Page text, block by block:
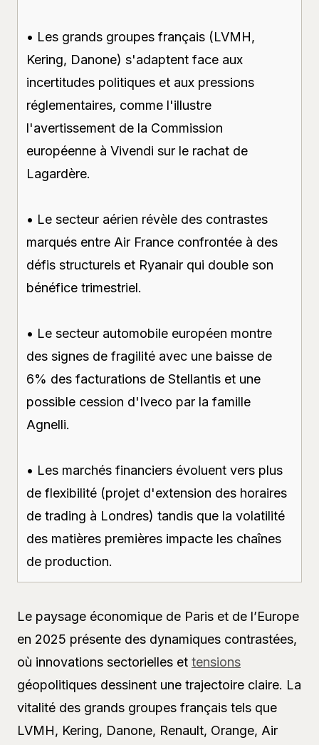
• Les grands groupes français (LVMH,
Kering, Danone) s'adaptent face aux
incertitudes politiques et aux pressions
réglementaires, comme l'illustre
l'avertissement de la Commission
européenne à Vivendi sur le rachat de
Lagardère.
• Le secteur aérien révèle des contrastes
marqués entre Air France confrontée à des
défis structurels et Ryanair qui double son
bénéfice trimestriel.
• Le secteur automobile européen montre
des signes de fragilité avec une baisse de
6% des facturations de Stellantis et une
possible cession d'Iveco par la famille
Agnelli.
• Les marchés financiers évoluent vers plus
de flexibilité (projet d'extension des horaires
de trading à Londres) tandis que la volatilité
des matières premières impacte les chaînes
de production.
Le paysage économique de Paris et de l’Europe
en 2025 présente des dynamiques contrastées,
où innovations sectorielles et tensions
géopolitiques dessinent une trajectoire claire. La
vitalité des grands groupes français tels que
LVMH, Kering, Danone, Renault, Orange, Air